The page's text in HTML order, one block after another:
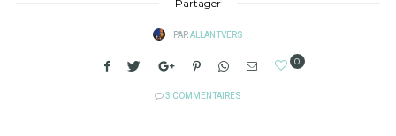
Partager
PARALLANTVERS
0
3 COMMENTAIRES